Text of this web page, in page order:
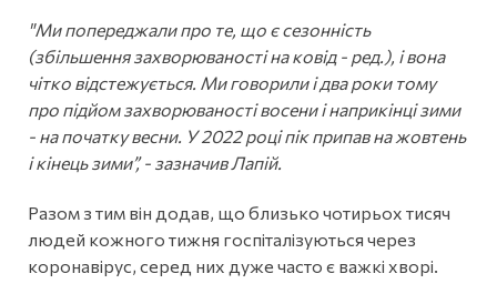
"Ми попереджали про те, що є сезонність
(збільшення захворюваності на ковід - ред.), і вона
чітко відстежується. Ми говорили і два роки тому
про підйом захворюваності восени і наприкінці зими
- на початку весни. У 2022 році пік припав на жовтень
і кінець зими”, - зазначив Лапій.
Разом з тим він додав, що близько чотирьох тисяч
людей кожного тижня госпіталізуються через
коронавірус, серед них дуже часто є важкі хворі.